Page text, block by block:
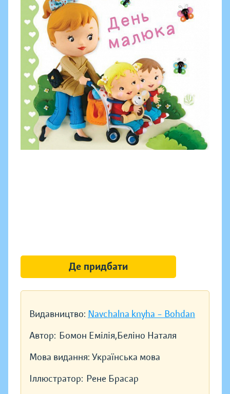
Видавництво: Navchalna knyha – Bohdan
Автор: Бомон Емілія,Беліно Наталя
Мова видання: Українська мова
Іллюстратор: Рене Брасар
Де придбати